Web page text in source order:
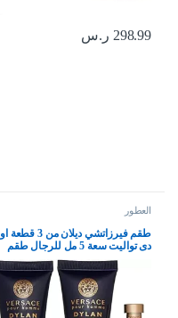
298.99 ر.س
العطور
طقم فيرزاتشي ديلان من 3 قطعة او
دى تواليت سعة 5 مل للرجال طقم
باحجام صغيرة للرجال